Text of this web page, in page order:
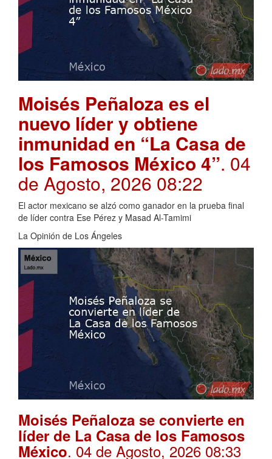
Moisés Peñaloza es el
nuevo líder y obtiene
inmunidad en “La Casa de
los Famosos México 4”. 04
de Agosto, 2026 08:22
El actor mexicano se alzó como ganador en la prueba final
de líder contra Ese Pérez y Masad Al-Tamimi
La Opinión de Los Ángeles
Moisés Peñaloza se convierte en
líder de La Casa de los Famosos
México. 04 de Agosto, 2026 08:33